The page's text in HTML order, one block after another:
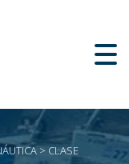
> CLASE